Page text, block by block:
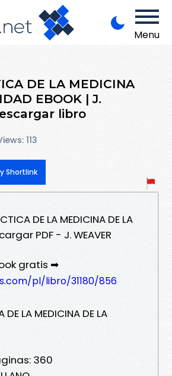
Menu
DE LA MEDICINA
EBOOK | J.
libro
113
Shortlink
DE LA MEDICINA DE LA
PDF - J. WEAVER
gratis ➡
pl/libro/31180/856
DE LA MEDICINA DE LA
360